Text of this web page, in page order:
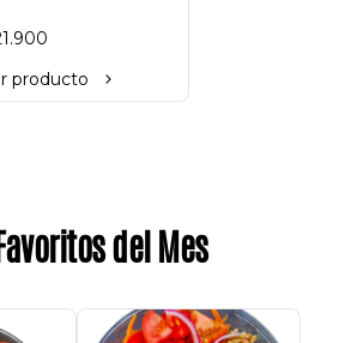
y cilantro
producto
del Mes